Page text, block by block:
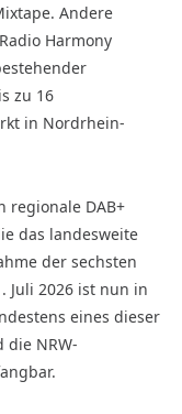
Andere
Harmony
zu 16
in Nordrhein-
regionale DAB+
das landesweite
der sechsten
Juli 2026 ist nun in
eines dieser
die NRW-